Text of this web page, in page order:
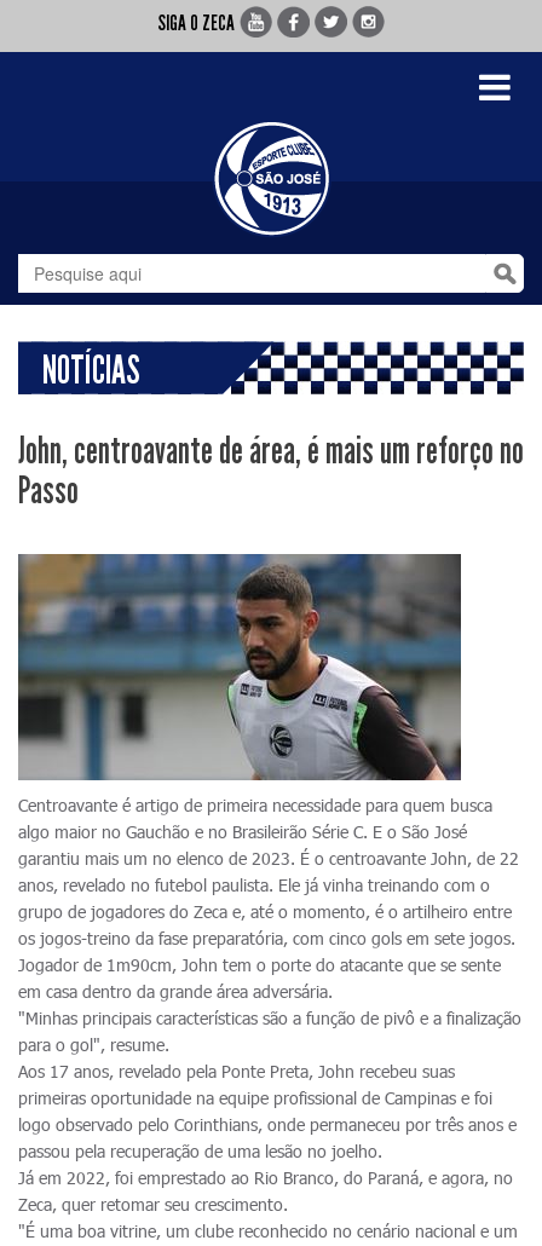
SIGA O ZECA
Toggle
NOTÍCIAS
John, centroavante de área, é mais um reforço no
Passo
Centroavante é artigo de primeira necessidade para quem busca
algo maior no Gauchão e no Brasileirão Série C. E o São José
garantiu mais um no elenco de 2023. É o centroavante John, de 22
anos, revelado no futebol paulista. Ele já vinha treinando com o
grupo de jogadores do Zeca e, até o momento, é o artilheiro entre
os jogos-treino da fase preparatória, com cinco gols em sete jogos.
Jogador de 1m90cm, John tem o porte do atacante que se sente
em casa dentro da grande área adversária.
"Minhas principais características são a função de pivô e a finalização
para o gol", resume.
Aos 17 anos, revelado pela Ponte Preta, John recebeu suas
primeiras oportunidade na equipe profissional de Campinas e foi
logo observado pelo Corinthians, onde permaneceu por três anos e
passou pela recuperação de uma lesão no joelho.
Já em 2022, foi emprestado ao Rio Branco, do Paraná, e agora, no
Zeca, quer retomar seu crescimento.
"É uma boa vitrine, um clube reconhecido no cenário nacional e um